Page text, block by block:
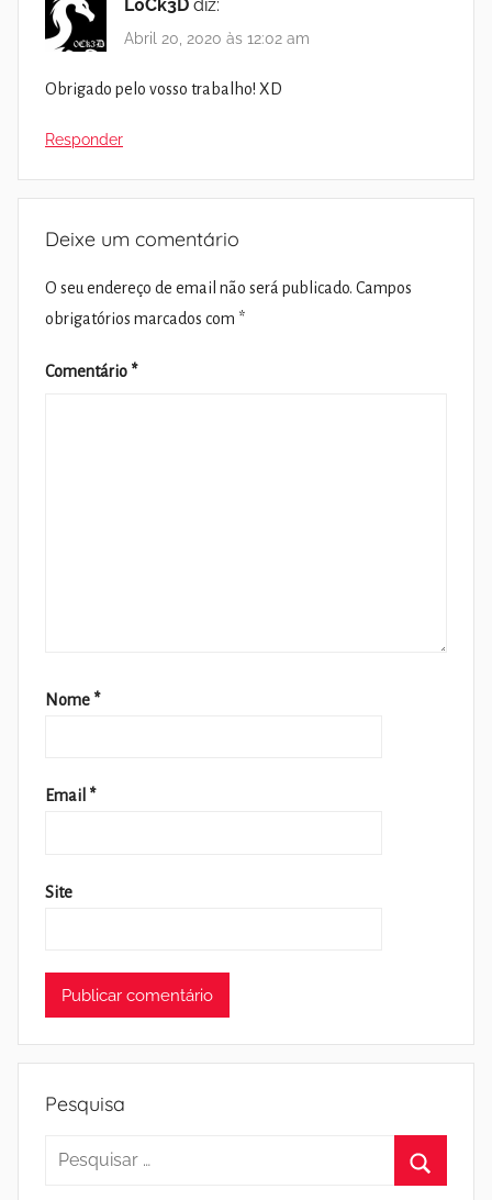
L0Ck3D diz:
Abril 20, 2020 às 12:02 am
Obrigado pelo vosso trabalho! XD
Responder
Deixe um comentário
O seu endereço de email não será publicado. Campos
obrigatórios marcados com *
Comentário *
Nome *
Email *
Site
Pesquisa
Pesquisar